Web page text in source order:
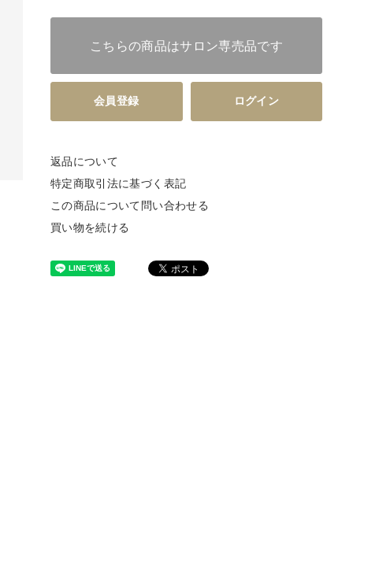
こちらの商品はサロン専売品です
会員登録 ログイン
返品について
特定商取引法に基づく表記
この商品について問い合わせる
買い物を続ける